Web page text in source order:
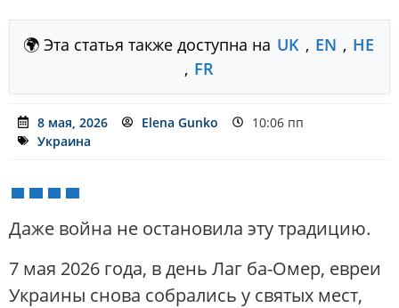
🌍 Эта статья также доступна на UK , EN , HE
, FR
8 мая, 2026 Elena Gunko
10:06 пп
Украина
Даже война не остановила эту традицию.
7 мая 2026 года, в день Лаг ба-Омер, евреи
Украины снова собрались у святых мест,